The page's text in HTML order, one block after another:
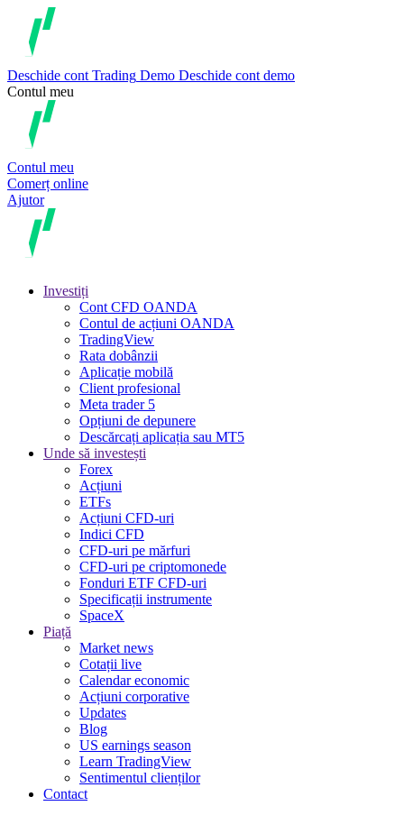
Deschide cont Trading Demo Deschide cont demo
Contul meu
Contul meu
Comerț online
Ajutor
Investiți
Cont CFD OANDA
Contul de acțiuni OANDA
TradingView
Rata dobânzii
Aplicație mobilă
Client profesional
Meta trader 5
Opțiuni de depunere
Descărcați aplicația sau MT5
Unde să investești
Forex
Acțiuni
ETFs
Acțiuni CFD-uri
Indici CFD
CFD-uri pe mărfuri
CFD-uri pe criptomonede
Fonduri ETF CFD-uri
Specificații instrumente
SpaceX
Piață
Market news
Cotații live
Calendar economic
Acțiuni corporative
Updates
Blog
US earnings season
Learn TradingView
Sentimentul clienților
Contact